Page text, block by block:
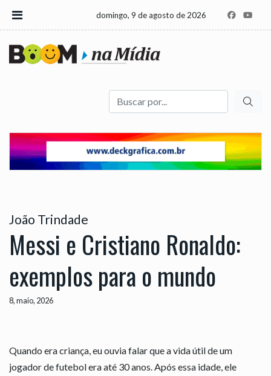
domingo, 9 de agosto de 2026
Buscar
João Trindade
Messi e Cristiano Ronaldo:
exemplos para o mundo
8, maio, 2026
Quando era criança, eu ouvia falar que a vida útil de um
jogador de futebol era até 30 anos. Após essa idade, ele